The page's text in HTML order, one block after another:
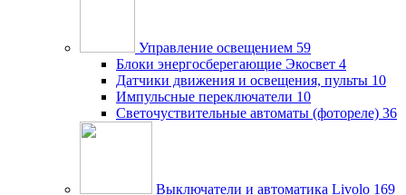
Управление освещением 59
Блоки энергосберегающие Экосвет 4
Датчики движения и освещения, пульты 10
Импульсные переключатели 10
Светочуствительные автоматы (фотореле) 36
Выключатели и автоматика Livolo 169